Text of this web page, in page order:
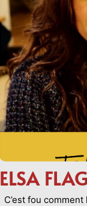
ELSA
C’est fou